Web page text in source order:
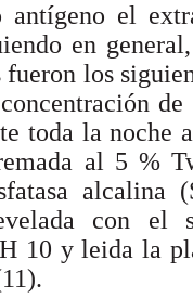
el
en
fueron los
toda la noche
al 5 %
alcalina
con el
10 y leida la